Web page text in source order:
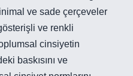
ve sade çerçeveler
ve renkli
cinsiyetin
baskısını ve